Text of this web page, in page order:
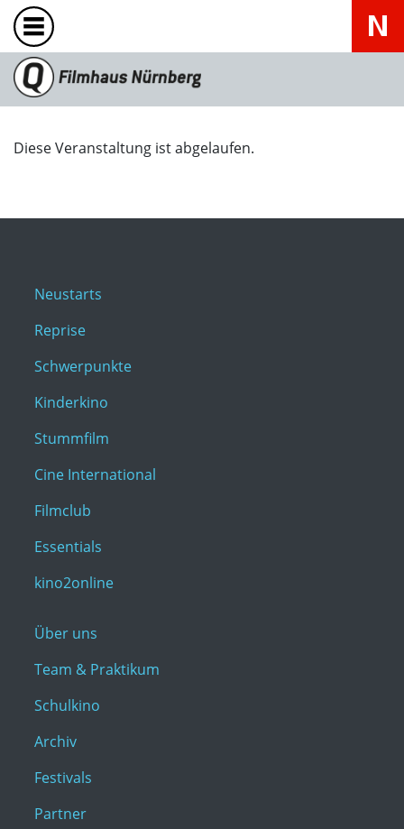
Diese Veranstaltung ist abgelaufen.
Neustarts
Reprise
Schwerpunkte
Kinderkino
Stummfilm
Cine International
Filmclub
Essentials
kino2online
Über uns
Team & Praktikum
Schulkino
Archiv
Festivals
Partner